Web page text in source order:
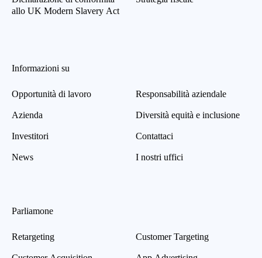
allo UK Modern Slavery Act
Informazioni su
Opportunità di lavoro
Azienda
Investitori
News
Responsabilità aziendale
Diversità equità e inclusione
Contattaci
I nostri uffici
Parliamone
Retargeting Customer Targeting